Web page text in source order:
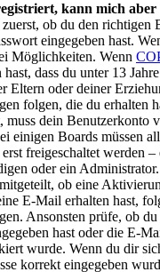
kann mich aber
ob du den richtigen
eingegeben hast.
Möglichkeiten. Wenn
hast, dass du unter 13
Eltern oder deiner
folgen, die du erhalten
muss dein Benutzerkonto
einigen Boards müssen
freigeschaltet werden –
oder ein
ob eine
E-Mail erhalten hast,
Ansonsten prüfe, ob
hast oder die E-
wurde. Wenn du dir
korrekt eingegeben